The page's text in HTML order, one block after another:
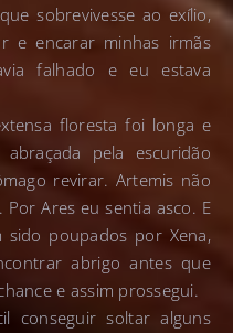
sobrevivesse ao exílio,
e encarar minhas irmãs
falhado e eu estava
floresta foi longa e
pela escuridão
revirar. Artemis não
Ares eu sentia asco. E
sido poupados por Xena,
abrigo antes que
e assim prossegui.
conseguir soltar alguns